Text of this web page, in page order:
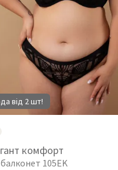
від 2 шт!
комфорт
105EK